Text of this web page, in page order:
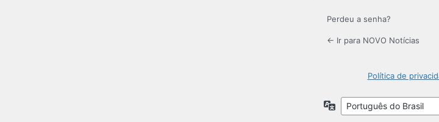
Perdeu a senha?
← Ir para NOVO Notícias
Política de
Idioma